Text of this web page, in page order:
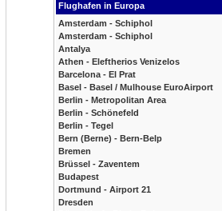
Flughafen in Europa
Amsterdam - Schiphol
Amsterdam - Schiphol
Antalya
Athen - Eleftherios Venizelos
Barcelona - El Prat
Basel - Basel / Mulhouse EuroAirport
Berlin - Metropolitan Area
Berlin - Schönefeld
Berlin - Tegel
Bern (Berne) - Bern-Belp
Bremen
Brüssel - Zaventem
Budapest
Dortmund - Airport 21
Dresden